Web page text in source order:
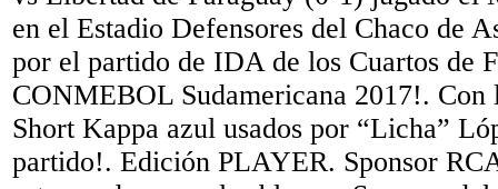
en el Estadio Defensores del Chaco de
por el partido de IDA de los Cuartos de
CONMEBOL Sudamericana 2017!. Con
Short Kappa azul usados por “Licha”
partido!. Edición PLAYER. Sponsor